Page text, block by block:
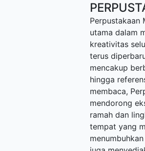
Perpustakaan
utama dalam
kreativitas
terus
mencakup
hingga
membaca,
mendorong
ramah dan
tempat yang